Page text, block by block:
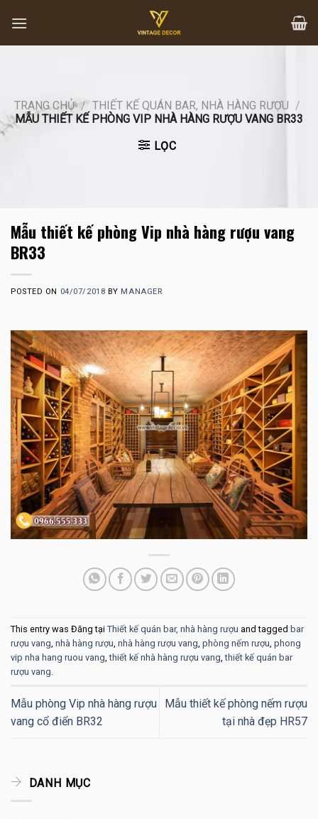
content
TRANG CHỦ / THIẾT KẾ QUÁN BAR, NHÀ HÀNG RƯỢU /
MẪU THIẾT KẾ PHÒNG VIP NHÀ HÀNG RƯỢU VANG BR33
LỌC
Mẫu thiết kế phòng Vip nhà hàng rượu vang
BR33
POSTED ON 04/07/2018 BY MANAGER
This entry was Đăng tại Thiết kế quán bar, nhà hàng rượu and tagged bar
rượu vang, nhà hàng rượu, nhà hàng rượu vang, phòng nếm rượu, phong
vip nha hang ruou vang,thiết kế nhà hàng rượu vang,thiết kế quán bar
rượu vang.
Mẫu phòng Vip nhà hàng rượu
vang cổ điển BR32
Mẫu thiết kế phòng nếm rượu
tại nhà đẹp HR57
DANH MỤC